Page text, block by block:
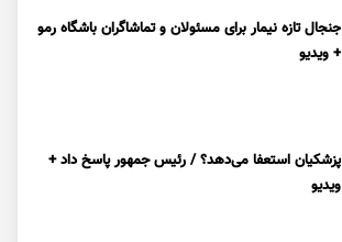
جنجال تازه نیمار برای مسئولان و تماشاگران باشگاه رمو
+ ویدیو
پزشکیان استعفا می‌دهد؟ / رئیس جمهور پاسخ داد +
ویدیو